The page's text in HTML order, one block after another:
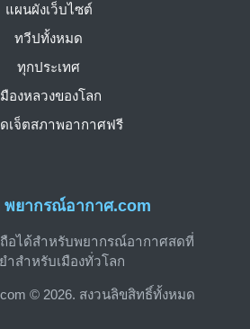
พยากรณ์อากาศ.com
อได้สำหรับพยากรณ์อากาศสดที่
ำสำหรับเมืองทั่วโลก
© 2026. สงวนลิขสิทธิ์ทั้งหมด
แผนผังเว็บไซต์
ทวีปทั้งหมด
ทุกประเทศ
มืองหลวงของโลก
เจ็ตสภาพอากาศฟรี